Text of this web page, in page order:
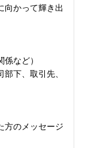
向かって輝き出
など）
下、取引先、
方のメッセージ